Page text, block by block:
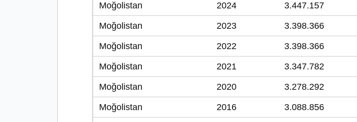
Moğolistan 2024 3.447.157
Moğolistan 2023 3.398.366
Moğolistan 2022 3.398.366
Moğolistan 2021 3.347.782
Moğolistan 2020 3.278.292
Moğolistan 2016 3.088.856